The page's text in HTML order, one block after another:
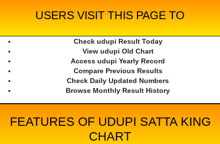
USERS VISIT THIS PAGE TO
Check udupi Result Today
View udupi Old Chart
Access udupi Yearly Record
Compare Previous Results
Check Daily Updated Numbers
Browse Monthly Result History
FEATURES OF UDUPI SATTA KING
CHART